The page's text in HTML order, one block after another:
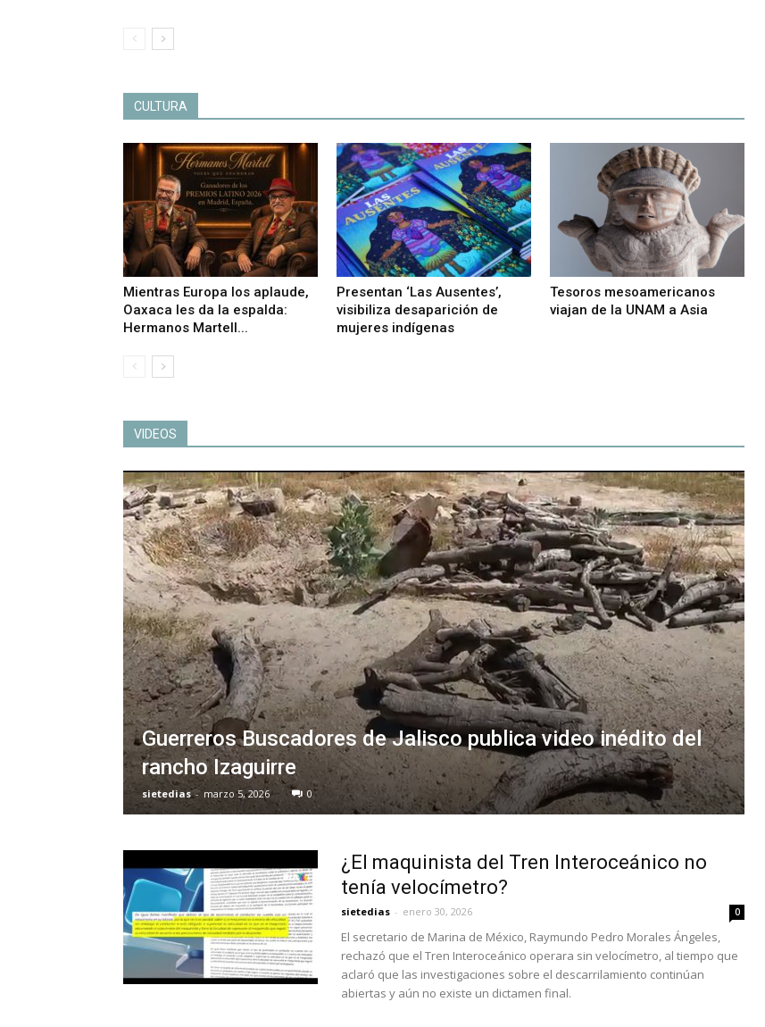
CULTURA
Mientras Europa los aplaude,
Oaxaca les da la espalda:
Hermanos Martell...
Presentan ‘Las Ausentes’,
visibiliza desaparición de
mujeres indígenas
Tesoros mesoamericanos
viajan de la UNAM a Asia
VIDEOS
Guerreros Buscadores de Jalisco publica video inédito del
rancho Izaguirre
sietedias - marzo 5, 2026 0
¿El maquinista del Tren Interoceánico no
tenía velocímetro?
sietedias - enero 30, 2026 0
El secretario de Marina de México, Raymundo Pedro Morales Ángeles,
rechazó que el Tren Interoceánico operara sin velocímetro, al tiempo que
aclaró que las investigaciones sobre el descarrilamiento continúan
abiertas y aún no existe un dictamen final.